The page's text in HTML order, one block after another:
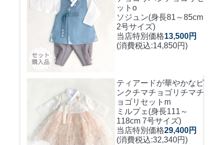
ットo
ソジュン(身長81～85cm
2号サイズ)
当店特別価格13,500円
(消費税込:14,850円)
ティアードが華やかなピ
ンクチマチョゴリ チマチ
ョゴリセットm
ミルプェ(身長111～
118cm 7号サイズ)
当店特別価格29,400円
(消費税込:32,340円)